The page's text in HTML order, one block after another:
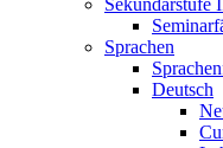
Sprachen
Deutsch